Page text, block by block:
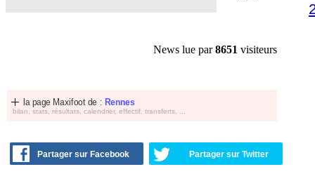
News lue par8651 visiteurs
la page Maxifoot de : Rennes
bilan, stats, résultats, calendrier, effectif, transferts, ...
Partager sur Facebook Partager sur Twitter